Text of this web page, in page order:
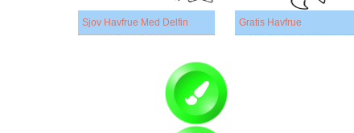
Sjov Havfrue Med Delfin Gratis Havfrue